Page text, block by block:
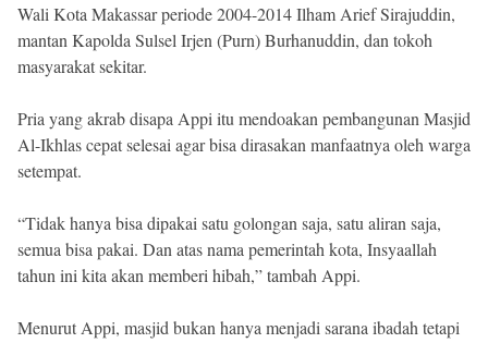
Wali Kota Makassar periode 2004-2014 Ilham Arief Sirajuddin,
mantan Kapolda Sulsel Irjen (Purn) Burhanuddin, dan tokoh
masyarakat sekitar.
Pria yang akrab disapa Appi itu mendoakan pembangunan Masjid
Al-Ikhlas cepat selesai agar bisa dirasakan manfaatnya oleh warga
setempat.
“Tidak hanya bisa dipakai satu golongan saja, satu aliran saja,
semua bisa pakai. Dan atas nama pemerintah kota, Insyaallah
tahun ini kita akan memberi hibah,” tambah Appi.
Menurut Appi, masjid bukan hanya menjadi sarana ibadah tetapi